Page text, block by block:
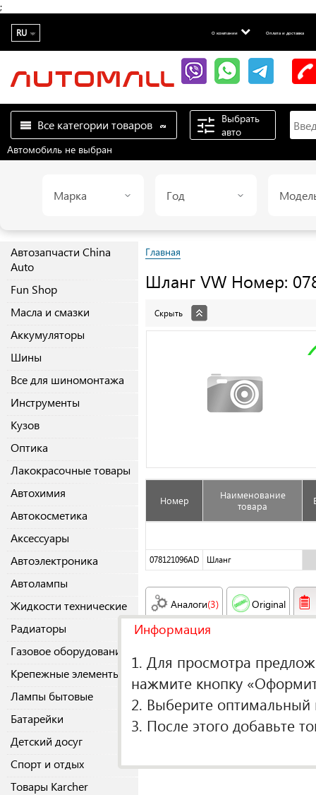
;
RU О компании Оплата и доставка
Все категории товаров
Выбрать
авто
Автомобиль не выбран
Марка Год
Автозапчасти China
Auto
Fun Shop
Масла и смазки
Аккумуляторы
Шины
Все для шиномонтажа
Инструменты
Кузов
Оптика
Лакокрасочные товары
Автохимия
Автокосметика
Аксессуары
Автоэлектроника
Автолампы
Жидкости технические
Радиаторы
Газовое оборудование
Крепежные элементы
Лампы бытовые
Батарейки
Детский досуг
Спорт и отдых
Товары Karcher
Главная
Шланг VW Номер:
Скрыть
Номер
Наименование
товара
078121096AD Шланг
Аналоги(3) Original
Кол-во в
Информация
1. Для просмотра
нажмите кнопку
2. Выберите оптимальный
3. После этого добавьте